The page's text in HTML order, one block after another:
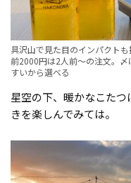
具沢山で見た目のインパクト
前2000円は2人前〜の注文。
すいから選べる
星空の下、暖かなこた
きを楽しんでみては。